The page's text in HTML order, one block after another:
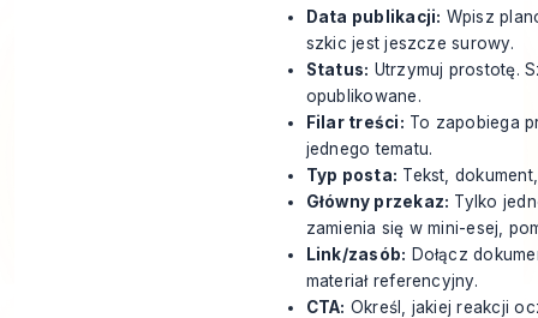
Data publikacji: Wpisz
szkic jest jeszcze surowy.
Status: Utrzymuj prostotę.
opublikowane.
Filar treści: To zapobiega
jednego tematu.
Typ posta: Tekst,
Główny przekaz: Tylko
zamienia się w mini-esej,
Link/zasób: Dołącz
materiał referencyjny.
CTA: Określ, jakiej reakcji